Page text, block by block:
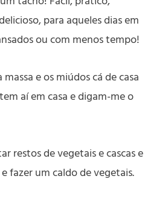
para aqueles dias em
ou com menos tempo!
e os miúdos cá de casa
aí em casa e digam-me o
restos de vegetais e cascas e
fazer um caldo de vegetais.